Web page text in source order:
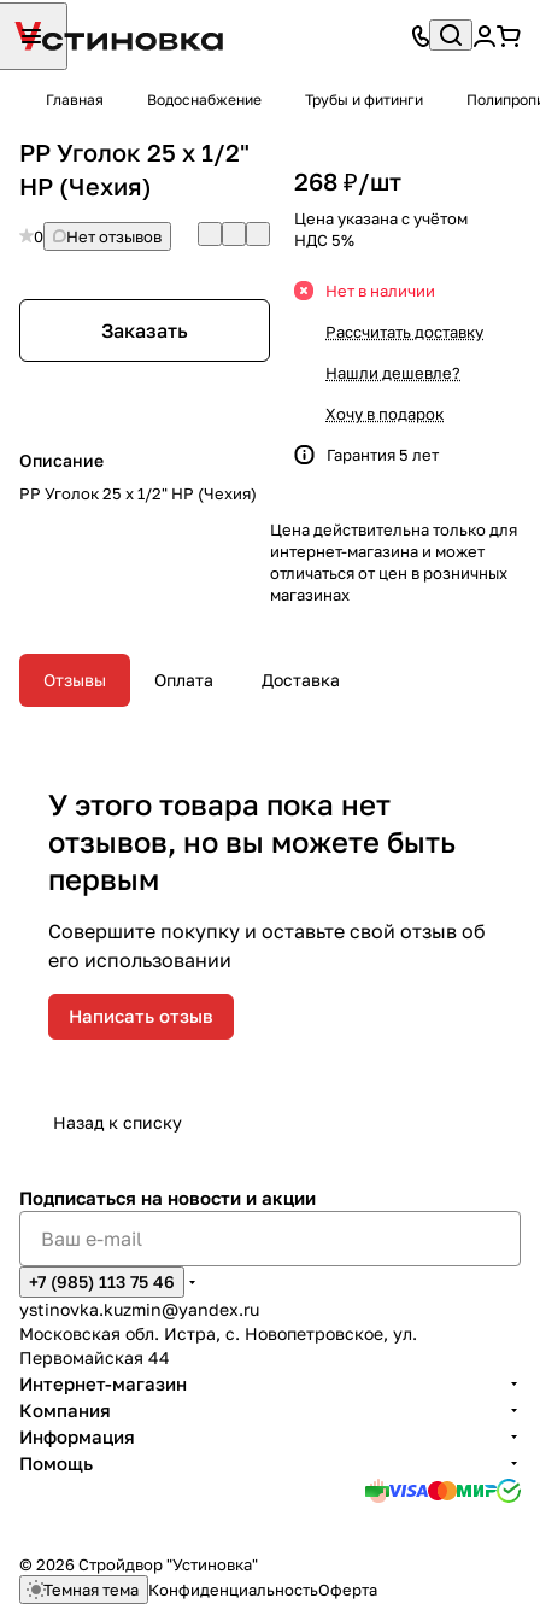
Главная Водоснабжение Трубы и фитинги
PP Уголок 25 х 1/2"
НР (Чехия)
0 Нет отзывов
Заказать
Описание
PP Уголок 25 х 1/2" НР (Чехия)
268 ₽/шт
Цена указана с учётом
НДС 5%
Нет в наличии
Рассчитать доставку
Нашли дешевле?
Хочу в подарок
Гарантия 5 лет
Цена действительна только для
интернет-магазина и может
отличаться от цен в розничных
магазинах
Отзывы Оплата Доставка
У этого товара пока нет
отзывов, но вы можете быть
первым
Совершите покупку и оставьте свой отзыв об
его использовании
Написать отзыв
Назад к списку
Подписаться на новости и акции
+7 (985) 113 75 46
ystinovka.kuzmin@yandex.ru
Московская обл. Истра, с. Новопетровское, ул.
Первомайская 44
Интернет-магазин
Компания
Информация
Помощь
© 2026 Стройдвор "Устиновка"
Темная тема КонфиденциальностьОферта